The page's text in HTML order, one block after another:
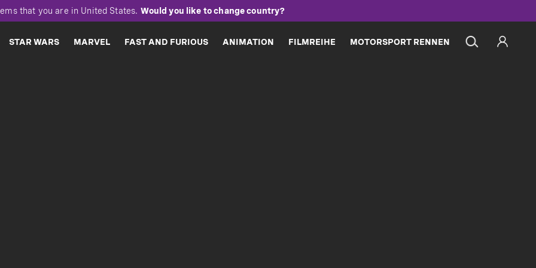
that you are in United States. Would you like to change country?
STAR WARS MARVEL FAST AND FURIOUS ANIMATION FILMREIHE MOTORSPORT RENNEN